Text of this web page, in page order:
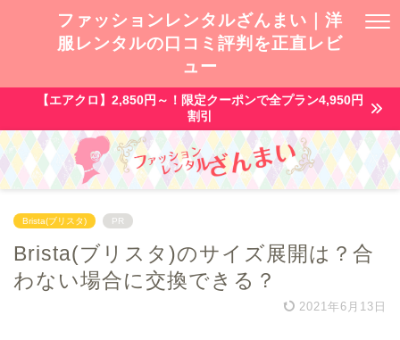
ファッションレンタルざんまい｜洋
服レンタルの口コミ評判を正直レビ
ュー
【エアクロ】2,850円～！限定クーポンで全プラン4,950円
割引
Brista(ブリスタ) PR
Brista(ブリスタ)のサイズ展開は？合
わない場合に交換できる？
2021年6月13日